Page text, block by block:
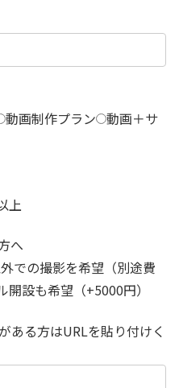
動画制作プラン 動画＋サ
上
へ
での撮影を希望（別途費
設も希望（+5000円）
ある方はURLを貼り付けく